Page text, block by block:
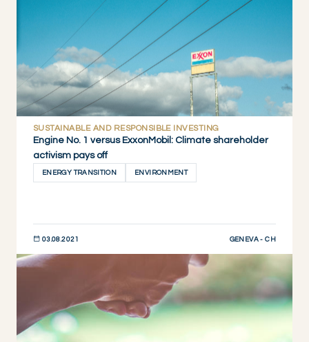
SUSTAINABLE AND RESPONSIBLE INVESTING
Engine No. 1 versus ExxonMobil: Climate shareholder
activism pays off
ENERGY TRANSITION ENVIRONMENT
03.08.2021 GENEVA - CH
DESCUBRIR AHORA